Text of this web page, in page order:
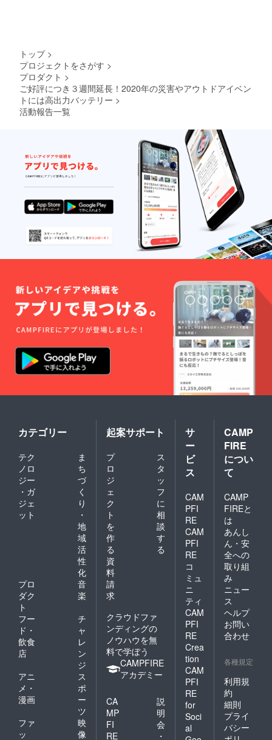
トップ >
プロジェクトをさがす >
プロダクト >
ご好評につき３週間延長！2020年の災害やアウトドアイベン
トには高出力バッテリー >
活動報告一覧
カテゴリー
テク
ノロ
ジー
・ガ
ジェ
ット
ま
ち
づ
く
り
・
地
域
活
性
化
プロ
ダク
ト
音
楽
フー
ド・
飲食
店
チ
ャ
レ
ン
ジ
アニ
メ・
漫画
ス
ポ
ー
ツ
ファ
ッ
映
像
起案サポート
プ
ロ
ジ
ェ
ク
ト
を
作
る
ス
タ
ッ
フ
に
相
談
す
る
資
料
請
求
クラウドファ
ンディングの
ノウハウを無
料で学ぼう
CAMPFIRE
アカデミー
CA
MP
FI
RE
説
明
会
・
サ
ー
ビ
ス
CAM
PFI
RE
CAM
PFI
RE
コ
ミュ
ニ
ティ
CAM
PFI
RE
Crea
tion
CAM
PFI
RE
for
Soci
al
CAMP
FIRE
につい
て
CAMP
FIREと
は
あんし
ん・安
全への
取り組
み
ニュー
ス
ヘルプ
お問い
合わせ
各種規定
利用規
約
細則
プライ
バシー